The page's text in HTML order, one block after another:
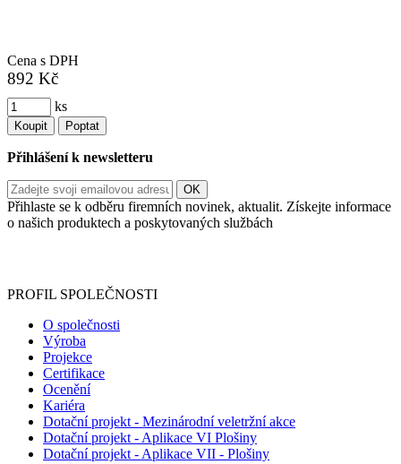
Cena s DPH
892 Kč
ks
Koupit Poptat
Přihlášení k newsletteru
Přihlaste se k odběru firemních novinek, aktualit. Získejte informace
o našich produktech a poskytovaných službách
PROFIL SPOLEČNOSTI
O společnosti
Výroba
Projekce
Certifikace
Ocenění
Kariéra
Dotační projekt - Mezinárodní veletržní akce
Dotační projekt - Aplikace VI Plošiny
Dotační projekt - Aplikace VII - Plošiny